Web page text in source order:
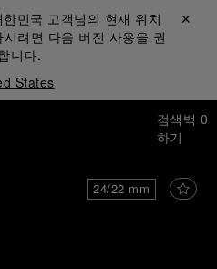
한민국 고객님의 현재 위치
려면 다음 버전 사용을 권
니다.
States
닫기 ✕
검색
하기
백 0
24/22 mm